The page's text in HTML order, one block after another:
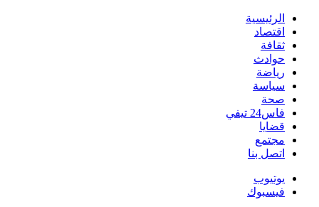
الرئيسية
اقتصاد
ثقافة
حوادث
رياضة
سياسة
صحة
فاس24 تيفي
قضايا
مجتمع
اتصل بنا
يوتيوب
فيسبوك